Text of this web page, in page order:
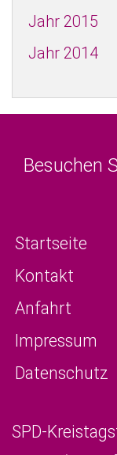
Jahr 2015
Jahr 2014
Besuchen
Startseite
Kontakt
Anfahrt
Impressum
Datenschutz
SPD-